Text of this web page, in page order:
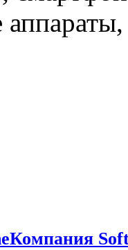
Компания